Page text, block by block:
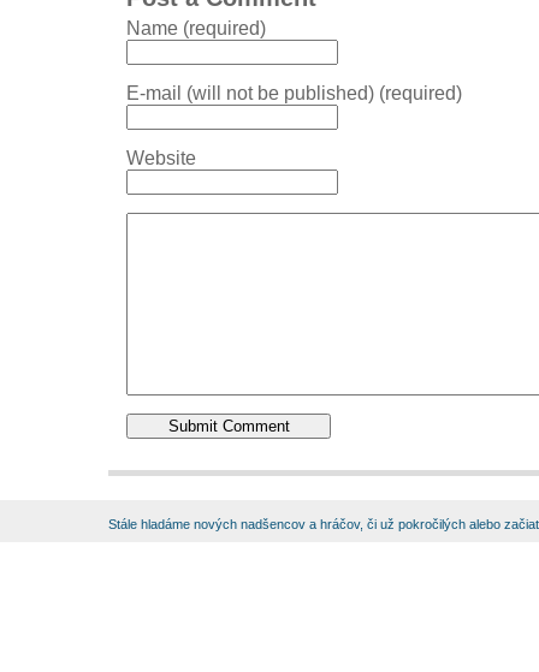
Name (required)
E-mail (will not be published) (required)
Website
Stále hladáme nových nadšencov a hráčov, či už pokročilých alebo